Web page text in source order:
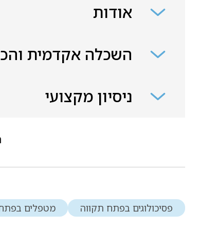
אודות
השכלה אקדמית
ניסיון מקצועי
פסיכולוגים בפתח תקווה מטפלים